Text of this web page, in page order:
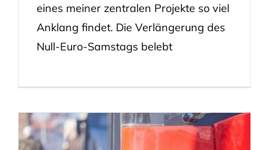
eines meiner zentralen Projekte so viel
Anklang findet. Die Verlängerung des
Null-Euro-Samstags belebt